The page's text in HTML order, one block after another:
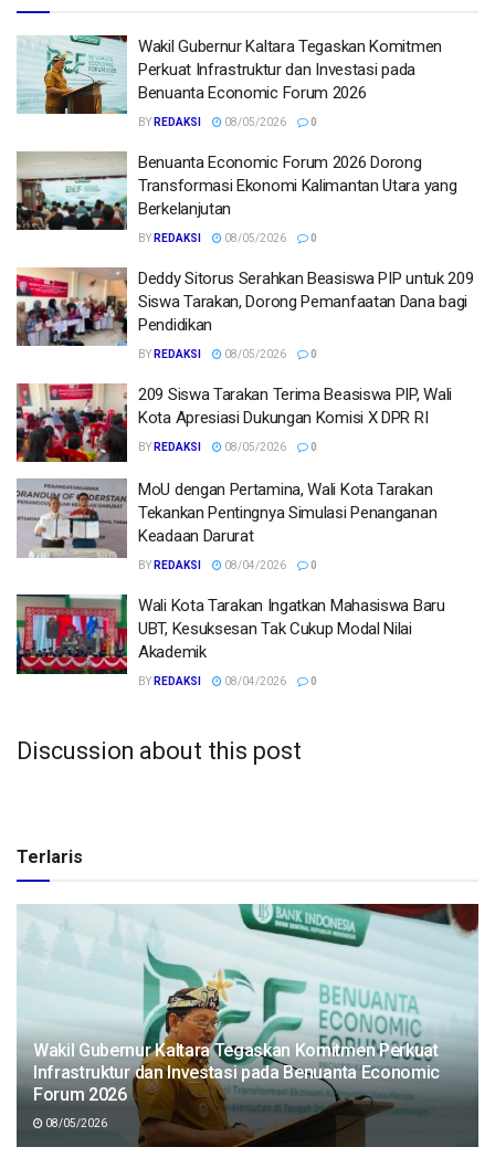
Wakil Gubernur Kaltara Tegaskan Komitmen
Perkuat Infrastruktur dan Investasi pada
Benuanta Economic Forum 2026
BY REDAKSI 08/05/2026 0
Benuanta Economic Forum 2026 Dorong
Transformasi Ekonomi Kalimantan Utara yang
Berkelanjutan
BY REDAKSI 08/05/2026 0
Deddy Sitorus Serahkan Beasiswa PIP untuk 209
Siswa Tarakan, Dorong Pemanfaatan Dana bagi
Pendidikan
BY REDAKSI 08/05/2026 0
209 Siswa Tarakan Terima Beasiswa PIP, Wali
Kota Apresiasi Dukungan Komisi X DPR RI
BY REDAKSI 08/05/2026 0
MoU dengan Pertamina, Wali Kota Tarakan
Tekankan Pentingnya Simulasi Penanganan
Keadaan Darurat
BY REDAKSI 08/04/2026 0
Wali Kota Tarakan Ingatkan Mahasiswa Baru
UBT, Kesuksesan Tak Cukup Modal Nilai
Akademik
BY REDAKSI 08/04/2026 0
Discussion about this post
Terlaris
Wakil Gubernur Kaltara Tegaskan Komitmen Perkuat
Infrastruktur dan Investasi pada Benuanta Economic
Forum 2026
08/05/2026